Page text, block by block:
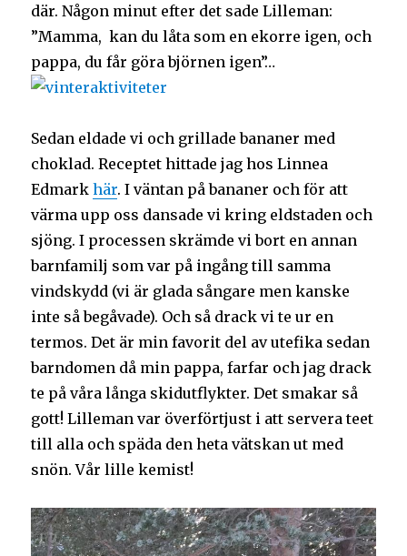
där. Någon minut efter det sade Lilleman:
”Mamma, kan du låta som en ekorre igen, och
pappa, du får göra björnen igen”…
Sedan eldade vi och grillade bananer med
choklad. Receptet hittade jag hos Linnea
Edmarkhär. I väntan på bananer och för att
värma upp oss dansade vi kring eldstaden och
sjöng. I processen skrämde vi bort en annan
barnfamilj som var på ingång till samma
vindskydd (vi är glada sångare men kanske
inte så begåvade). Och så drack vi te ur en
termos. Det är min favorit del av utefika sedan
barndomen då min pappa, farfar och jag drack
te på våra långa skidutflykter. Det smakar så
gott! Lilleman var överförtjust i att servera teet
till alla och späda den heta vätskan ut med
snön. Vår lille kemist!